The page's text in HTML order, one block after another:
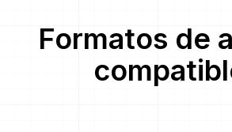
Formatos de